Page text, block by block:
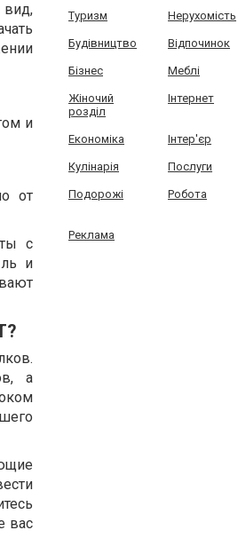
вид,
и
от
с
и
а
вас
Туризм Нерухомість
Будівництво Відпочинок
Бізнес Меблі
Жіночий
розділ
Інтернет
Економіка Інтер'єр
Кулінарія Послуги
Подорожі Робота
Реклама